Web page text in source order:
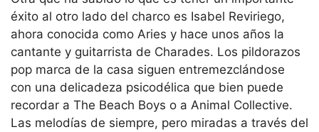
éxito al otro lado del charco es Isabel Reviriego,
ahora conocida como Aries y hace unos años la
cantante y guitarrista de Charades. Los pildorazos
pop marca de la casa siguen entremezclándose
con una delicadeza psicodélica que bien puede
recordar a The Beach Boys o a Animal Collective.
Las melodías de siempre, pero miradas a través del